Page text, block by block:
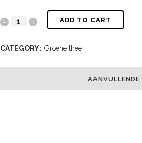
ADD TO CART
CATEGORY: Groene thee
AANVULLENDE